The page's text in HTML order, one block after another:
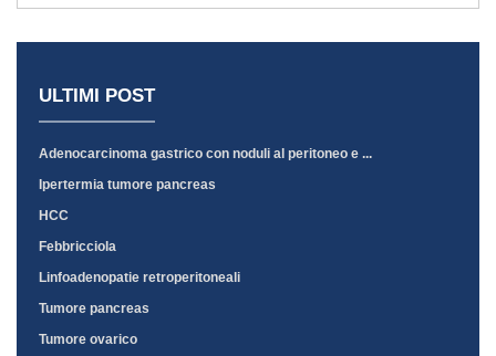
ULTIMI POST
Adenocarcinoma gastrico con noduli al peritoneo e ...
Ipertermia tumore pancreas
HCC
Febbricciola
Linfoadenopatie retroperitoneali
Tumore pancreas
Tumore ovarico